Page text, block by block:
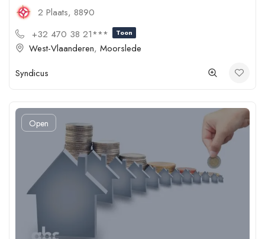
2 Plaats, 8890
+32 470 38 21***
Toon
West-Vlaanderen, Moorslede
Syndicus
Open